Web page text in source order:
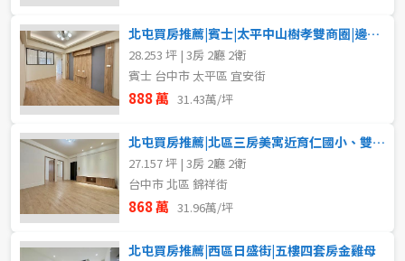
北屯買房推薦|賓士|太平中山樹孝雙商圈|邊間全新裝潢三房美宅
28.253 坪 | 3房 2廳 2衛
賓士 台中市 太平區 宜安街
888 萬 31.43萬/坪
北屯買房推薦|北區三房美寓近育仁國小、雙十國中生活機能強
27.157 坪 | 3房 2廳 2衛
台中市 北區 錦祥街
868 萬 31.96萬/坪
北屯買房推薦|西區日盛街|五樓四套房金雞母